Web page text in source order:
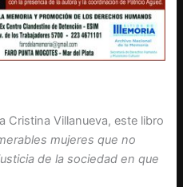
Cristina Villanueva, este libro
mujeres que no
de la sociedad en que